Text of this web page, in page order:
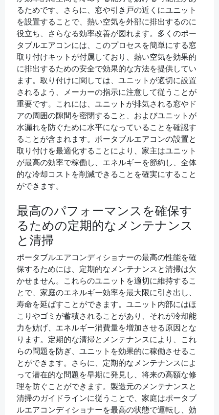
るためです。さらに、窓や引き戸の近くにユニット
を設置することで、熱い空気を外部に排出するのに
役立ち、さらなる効率改善が図れます。多くのポー
タブルエアコンには、このプロセスを簡単にする窓
取り付けキットが付属しており、熱い空気を効果的
に排出するための安全で効果的な方法を提供してい
ます。取り付けに関しては、ユニットが適切に設置
されるよう、メーカーの指示に注意して従うことが
重要です。これには、ユニットが排気される窓やド
アの周囲の隙間を密閉すること、およびユニットが
水漏れを防ぐために水平になっていることを確認す
ることが含まれます。ポータブルエアコンの設置と
取り付けを最適化することにより、家主はユニット
が最高の効率で稼働し、エネルギーを節約し、全体
的な冷却コストを削減できることを確実にすること
ができます。
最高のパフォーマンスを確保す
るための定期的なメンテナンス
と清掃
ポータブルエアコンディショナーの最高の性能を確
保するためには、定期的なメンテナンスと清掃は欠
かせません。これらのユニットを適切に維持するこ
とで、家庭のエネルギー効率を最大限に引き出し、
寿命を延ばすことができます。ユニット内部にはほ
こりやゴミが蓄積されることがあり、それが冷却能
力を妨げ、エネルギー消費量を増加させる原因とな
ります。定期的な清掃とメンテナンスにより、これ
らの問題を防ぎ、ユニットを効果的に稼働させるこ
とができます。さらに、定期的なメンテナンスによ
って潜在的な問題を早期に発見し、将来の高額な修
理を防ぐことができます。製造元のメンテナンスと
清掃のガイドラインに従うことで、家庭はポータブ
ルエアコンディショナーを最高の状態で運転し、効